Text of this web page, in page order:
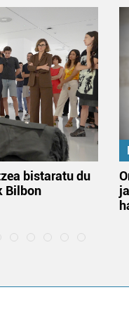
bistaratu du
Bilbon